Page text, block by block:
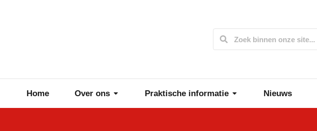
Home Over ons Praktische informatie Nieuws